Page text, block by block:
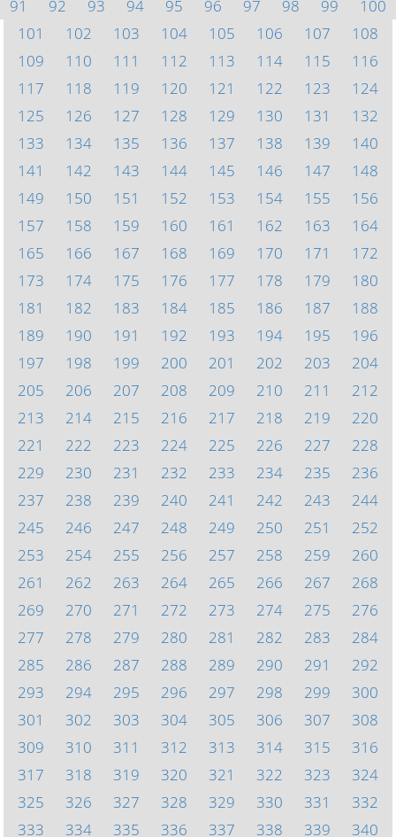
91
92 93 94 95 96 97 98 99
100
101
102 103 104 105 106 107
108
109
110 111 112 113 114 115
116
117
118 119 120 121 122 123
124
125
126 127 128 129 130 131
132
133
134 135 136 137 138 139
140
141
142 143 144 145 146 147
148
149
150 151 152 153 154 155
156
157
158 159 160 161 162 163
164
165
166 167 168 169 170 171
172
173
174 175 176 177 178 179
180
181
182 183 184 185 186 187
188
189
190 191 192 193 194 195
196
197
198 199 200 201 202 203
204
205
206 207 208 209 210 211
212
213
214 215 216 217 218 219
220
221
222 223 224 225 226 227
228
229
230 231 232 233 234 235
236
237
238 239 240 241 242 243
244
245
246 247 248 249 250 251
252
253
254 255 256 257 258 259
260
261
262 263 264 265 266 267
268
269
270 271 272 273 274 275
276
277
278 279 280 281 282 283
284
285
286 287 288 289 290 291
292
293
294 295 296 297 298 299
300
301
302 303 304 305 306 307
308
309
310 311 312 313 314 315
316
317
318 319 320 321 322 323
324
325
326 327 328 329 330 331
332
333
334 335 336 337 338 339 340